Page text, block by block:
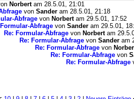
Norbertam 28.5.01, 21:01
von Sander am 28.5.01, 21:18
Abfrage von Norbertam 29.5.01, 17:52
Formular-Abfrage von Sander am 29.5.01,
Re: Formular-Abfrage von Norbertam
Re: Formular-Abfrage von Sander am
Re: Formular-Abfrage von
Re: Formular-Abfrage von
Re: Formular-Abfrage